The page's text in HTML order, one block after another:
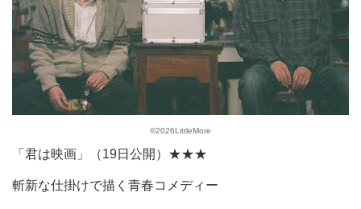
©2026LittleMore
「君は映画」（19日公開）★★★
斬新な仕掛けで描く青春コメディー